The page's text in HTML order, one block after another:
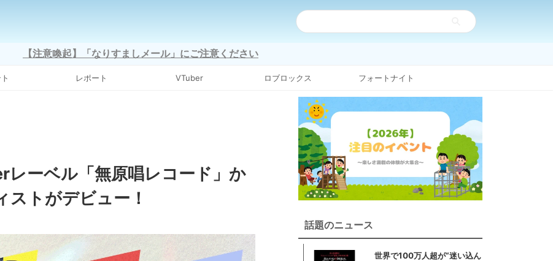
【注意喚起】「なりすましメール」にご注意ください
レポート VTuber ロブロックス フォートナイト
ーベル「無原唱レコード」か
ストがデビュー！
話題のニュース
世界で100万人超が“迷い込ん